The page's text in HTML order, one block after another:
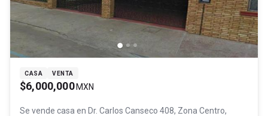
CASA VENTA
$6,000,000 MXN
Se vende casa en Dr. Carlos Canseco 408, Zona Centro,